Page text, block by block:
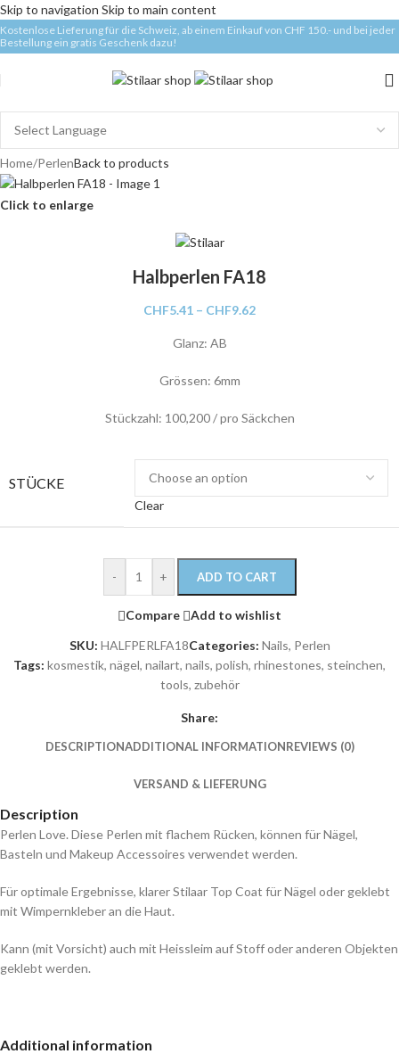
Skip to navigation Skip to main content
Kostenlose Lieferung für die Schweiz, ab einem Einkauf von CHF 150.- und bei jeder
Bestellung ein gratis Geschenk dazu!
Home/PerlenBack to products
Click to enlarge
Halbperlen FA18
CHF5.41 – CHF9.62
Glanz: AB
Grössen: 6mm
Stückzahl: 100,200 / pro Säckchen
STÜCKE
Clear
- + ADD TO CART
Compare
Add to wishlist
SKU: HALFPERLFA18Categories: Nails, Perlen
Tags: kosmestik, nägel, nailart, nails, polish, rhinestones, steinchen,
tools, zubehör
Share:
DESCRIPTIONADDITIONAL INFORMATIONREVIEWS (0)
VERSAND & LIEFERUNG
Description
Perlen Love. Diese Perlen mit flachem Rücken, können für Nägel,
Basteln und Makeup Accessoires verwendet werden.
Für optimale Ergebnisse, klarer Stilaar Top Coat für Nägel oder geklebt
mit Wimpernkleber an die Haut.
Kann (mit Vorsicht) auch mit Heissleim auf Stoff oder anderen Objekten
geklebt werden.
Additional information